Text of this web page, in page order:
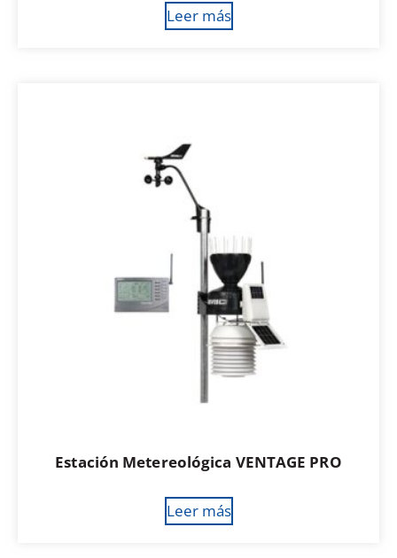
Leer más
Estación Metereológica VENTAGE PRO
Leer más